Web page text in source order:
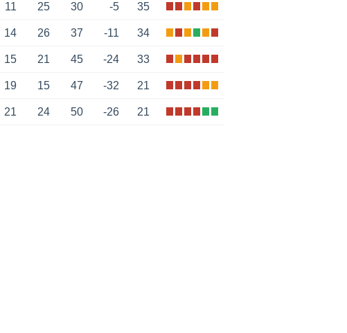
11 25 30 -5 35
14 26 37 -11 34
15 21 45 -24 33
19 15 47 -32 21
21 24 50 -26 21